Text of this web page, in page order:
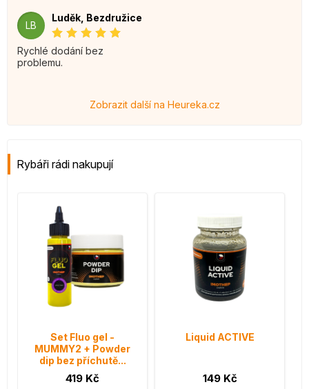
LB
Luděk, Bezdružice
Rychlé dodání bez
problemu.
Zobrazit další na Heureka.cz
Rybáři rádi nakupují
Set Fluo gel -
MUMMY2 + Powder
dip bez příchutě...
419 Kč
Liquid ACTIVE
149 Kč